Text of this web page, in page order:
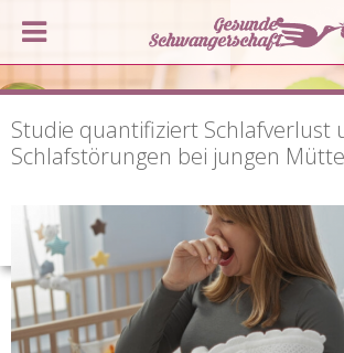
Studie quantifiziert Schlafverlust
Schlafstörungen bei jungen